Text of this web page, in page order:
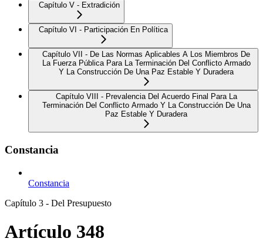
Capítulo V - Extradición
Capítulo VI - Participación En Política
Capítulo VII - De Las Normas Aplicables A Los Miembros De
La Fuerza Pública Para La Terminación Del Conflicto Armado
Y La Construcción De Una Paz Estable Y Duradera
Capítulo VIII - Prevalencia Del Acuerdo Final Para La
Terminación Del Conflicto Armado Y La Construcción De Una
Paz Estable Y Duradera
Constancia
Constancia
Capítulo 3 - Del Presupuesto
Artículo 348